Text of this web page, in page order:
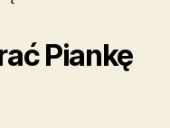
Piankę